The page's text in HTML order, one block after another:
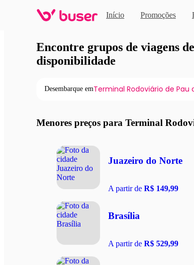
Início Promoções
Viagens de ônibus em
Encontre grupos de viagens
disponibilidade
Desembarque emTerminal Rodoviário de Pau
Menores preços para Terminal
Juazeiro do Norte
A partir de R$ 149,99
Brasília
A partir de R$ 529,99